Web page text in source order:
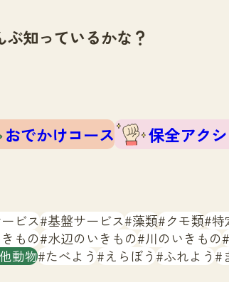
知っているかな？
おでかけコース
保全アク
ビス 基盤サービス 藻類 クモ類 特
もの 水辺のいきもの 川のいきもの
動物 たべよう えらぼう ふれよう